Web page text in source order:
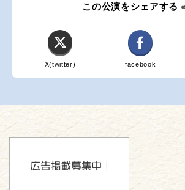
この公演をシェアする
X(twitter) facebook